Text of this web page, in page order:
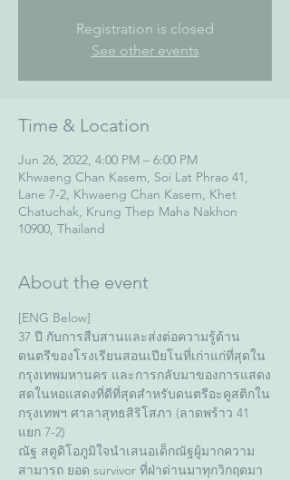
Registration is closed
See other events
Time & Location
Jun 26, 2022, 4:00 PM – 6:00 PM
Khwaeng Chan Kasem, Soi Lat Phrao 41,
Lane 7-2, Khwaeng Chan Kasem, Khet
Chatuchak, Krung Thep Maha Nakhon
10900, Thailand
About the event
[ENG Below]
37 ปี กับการสืบสานและส่งต่อความรู้ด้าน
ดนตรีของโรงเรียนสอนเปียโนที่เก่าแก่ที่สุดใน
กรุงเทพมหานคร และการกลับมาของการแสดง
สดในหอแสดงที่ดีที่สุดสำหรับดนตรีอะคูสติกใน
กรุงเทพฯ ศาลาสุทธสิริโสภา (ลาดพร้าว 41
แยก 7-2)
ณัฐ สตูดิโอภูมิใจนำเสนอเด็กณัฐผู้มากความ
สามารถ ยอด survivor ที่ฝ่าด่านมาทุกวิกฤตมา